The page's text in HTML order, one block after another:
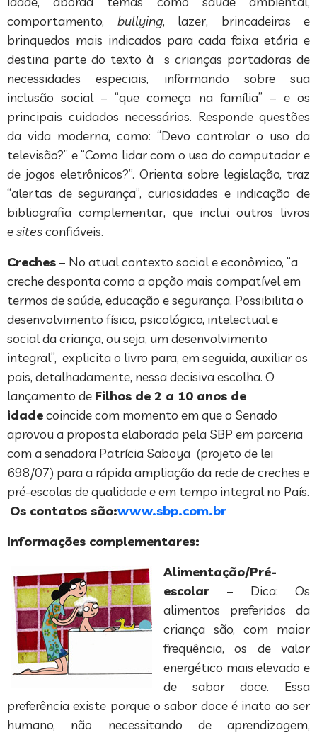
comportamento, bullying, lazer, brincadeiras e
brinquedos mais indicados para cada faixa etária e
destina parte do texto à s crianças portadoras de
necessidades especiais, informando sobre sua
inclusão social – “que começa na família” – e os
principais cuidados necessários. Responde questões
da vida moderna, como: “Devo controlar o uso da
televisão?” e “Como lidar com o uso do computador e
de jogos eletrônicos?”. Orienta sobre legislação, traz
“alertas de segurança”, curiosidades e indicação de
bibliografia complementar, que inclui outros livros
esitesconfiáveis.
Creches – No atual contexto social e econômico, “a
creche desponta como a opção mais compatível em
termos de saúde, educação e segurança. Possibilita o
desenvolvimento físico, psicológico, intelectual e
social da criança, ou seja, um desenvolvimento
integral”, explicita o livro para, em seguida, auxiliar os
pais, detalhadamente, nessa decisiva escolha. O
lançamento de Filhos de 2 a 10 anos de
idadecoincide com momento em que o Senado
aprovou a proposta elaborada pela SBP em parceria
com a senadora Patrícia Saboya (projeto de lei
698/07) para a rápida ampliação da rede de creches e
pré-escolas de qualidade e em tempo integral no País.
Os contatos são:www.sbp.com.br
Informações complementares:
Alimentação/Pré-
escolar – Dica: Os
alimentos preferidos da
criança são, com maior
frequência, os de valor
energético mais elevado e
de sabor doce. Essa
preferência existe porque o sabor doce é inato ao ser
humano, não necessitando de aprendizagem,